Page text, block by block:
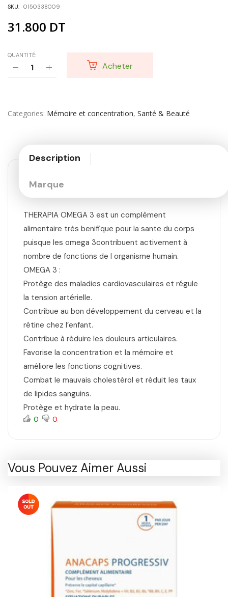
SKU: 0150338009
31.800 DT
QUANTITÉ:
Acheter
Categories Mémoire et concentration, Santé & Beauté
Description
Marque
THERAPIA OMEGA 3 est un complèment
alimentaire très benifique pour la sante du corps
puisque les omega 3contribuent activement à
nombre de fonctions de l organisme humain.
OMEGA 3 :
Protège des maladies cardiovasculaires et régule
la tension artérielle.
Contribue au bon développement du cerveau et la
rétine chez l’enfant.
Contribue à réduire les douleurs articulaires.
Favorise la concentration et la mémoire et
améliore les fonctions cognitives.
Combat le mauvais cholestérol et réduit les taux
de lipides sanguins.
Protège et hydrate la peau.
0 0
Vous Pouvez Aimer Aussi